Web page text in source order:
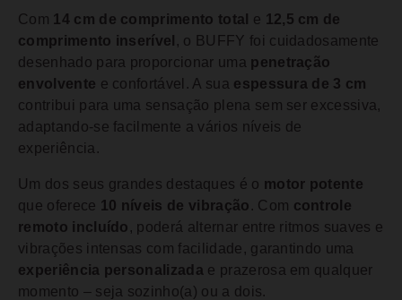
Com 14 cm de comprimento total e 12,5 cm de
comprimento inserível , o BUFFY foi cuidadosamente
desenhado para proporcionar uma penetração
envolvente e confortável. A sua espessura de 3 cm
contribui para uma sensação plena sem ser excessiva,
adaptando-se facilmente a vários níveis de
experiência.
Um dos seus grandes destaques é o motor potente
que oferece 10 níveis de vibração . Com controle
remoto incluído , poderá alternar entre ritmos suaves e
vibrações intensas com facilidade, garantindo uma
experiência personalizada e prazerosa em qualquer
momento – seja sozinho(a) ou a dois.